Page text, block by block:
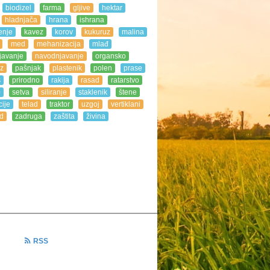
biodizel farma gljive
hektar
hladnjača hrana
ishrana
kavez korov kukuruz
malina
med mehanizacija
mlađ
navodnjavanje
organsko
pašnjak plastenik polen
prase
prirodno rakija rasad
ratarstvo
setva siliranje staklenik
štene
telad traktor uzgoj
vertiklani
zadruga zaštita živina
RSS